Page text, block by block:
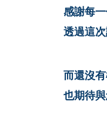
感謝每
透過這
而還沒
也期待